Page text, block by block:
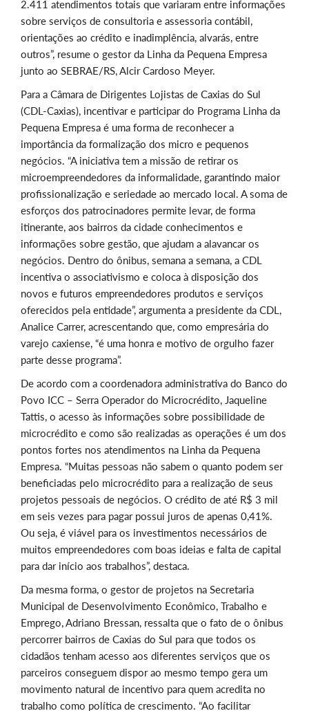
2.411 atendimentos totais que variaram entre informações
sobre serviços de consultoria e assessoria contábil,
orientações ao crédito e inadimplência, alvarás, entre
outros”, resume o gestor da Linha da Pequena Empresa
junto ao SEBRAE/RS, Alcir Cardoso Meyer.
Para a Câmara de Dirigentes Lojistas de Caxias do Sul
(CDL-Caxias), incentivar e participar do Programa Linha da
Pequena Empresa é uma forma de reconhecer a
importância da formalização dos micro e pequenos
negócios. “A iniciativa tem a missão de retirar os
microempreendedores da informalidade, garantindo maior
profissionalização e seriedade ao mercado local. A soma de
esforços dos patrocinadores permite levar, de forma
itinerante, aos bairros da cidade conhecimentos e
informações sobre gestão, que ajudam a alavancar os
negócios. Dentro do ônibus, semana a semana, a CDL
incentiva o associativismo e coloca à disposição dos
novos e futuros empreendedores produtos e serviços
oferecidos pela entidade”, argumenta a presidente da CDL,
Analice Carrer, acrescentando que, como empresária do
varejo caxiense, “é uma honra e motivo de orgulho fazer
parte desse programa”.
De acordo com a coordenadora administrativa do Banco do
Povo ICC – Serra Operador do Microcrédito, Jaqueline
Tattis, o acesso às informações sobre possibilidade de
microcrédito e como são realizadas as operações é um dos
pontos fortes nos atendimentos na Linha da Pequena
Empresa. “Muitas pessoas não sabem o quanto podem ser
beneficiadas pelo microcrédito para a realização de seus
projetos pessoais de negócios. O crédito de até R$ 3 mil
em seis vezes para pagar possui juros de apenas 0,41%.
Ou seja, é viável para os investimentos necessários de
muitos empreendedores com boas ideias e falta de capital
para dar início aos trabalhos”, destaca.
Da mesma forma, o gestor de projetos na Secretaria
Municipal de Desenvolvimento Econômico, Trabalho e
Emprego, Adriano Bressan, ressalta que o fato de o ônibus
percorrer bairros de Caxias do Sul para que todos os
cidadãos tenham acesso aos diferentes serviços que os
parceiros conseguem dispor ao mesmo tempo gera um
movimento natural de incentivo para quem acredita no
trabalho como política de crescimento. “Ao facilitar